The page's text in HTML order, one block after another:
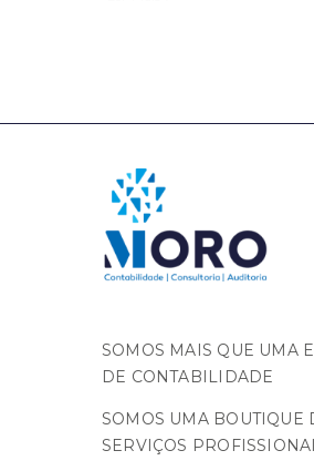
SOMOS MAIS QUE UMA
DE CONTABILIDADE
SOMOS UMA BOUTIQUE
SERVIÇOS